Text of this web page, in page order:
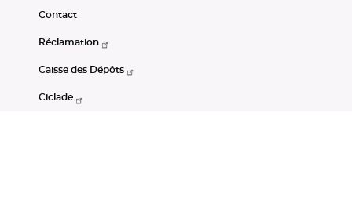
Contact
Réclamation
Caisse des Dépôts
Ciclade